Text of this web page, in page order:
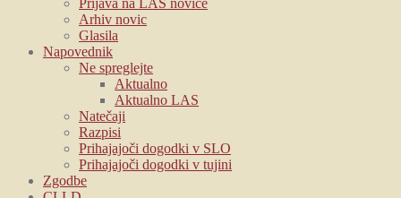
Prijava na LAS novice
Arhiv novic
Glasila
Napovednik
Ne spreglejte
Aktualno
Aktualno LAS
Natečaji
Razpisi
Prihajajoči dogodki v SLO
Prihajajoči dogodki v tujini
Zgodbe